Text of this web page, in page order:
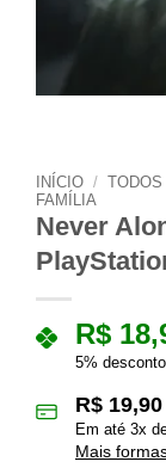
INÍCIO /
FAMÍLIA
Never
R$
5%
R$ 19,90
Em até 3x
Mais